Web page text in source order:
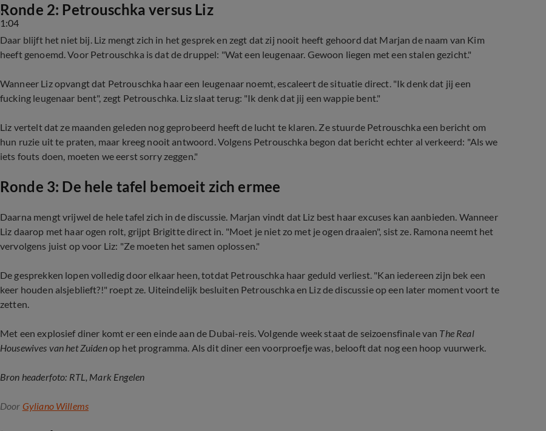
1:04
Ronde 2: Petrouschka versus Liz
Daar blijft het niet bij. Liz mengt zich in het gesprek en zegt dat zij nooit heeft gehoord dat Marjan de naam van Kim
heeft genoemd. Voor Petrouschka is dat de druppel: "Wat een leugenaar. Gewoon liegen met een stalen gezicht."
Wanneer Liz opvangt dat Petrouschka haar een leugenaar noemt, escaleert de situatie direct. "Ik denk dat jij een
fucking leugenaar bent", zegt Petrouschka. Liz slaat terug: "Ik denk dat jij een wappie bent."
Liz vertelt dat ze maanden geleden nog geprobeerd heeft de lucht te klaren. Ze stuurde Petrouschka een bericht om
hun ruzie uit te praten, maar kreeg nooit antwoord. Volgens Petrouschka begon dat bericht echter al verkeerd: "Als we
iets fouts doen, moeten we eerst sorry zeggen."
Ronde 3: De hele tafel bemoeit zich ermee
Daarna mengt vrijwel de hele tafel zich in de discussie. Marjan vindt dat Liz best haar excuses kan aanbieden. Wanneer
Liz daarop met haar ogen rolt, grijpt Brigitte direct in. "Moet je niet zo met je ogen draaien", sist ze. Ramona neemt het
vervolgens juist op voor Liz: "Ze moeten het samen oplossen."
De gesprekken lopen volledig door elkaar heen, totdat Petrouschka haar geduld verliest. "Kan iedereen zijn bek een
keer houden alsjeblieft?!" roept ze. Uiteindelijk besluiten Petrouschka en Liz de discussie op een later moment voort te
zetten.
Met een explosief diner komt er een einde aan de Dubai-reis. Volgende week staat de seizoensfinale van The Real
Housewives van het Zuidenop het programma. Als dit diner een voorproefje was, belooft dat nog een hoop vuurwerk.
Bron headerfoto: RTL, Mark Engelen
Door Gyliano Willems